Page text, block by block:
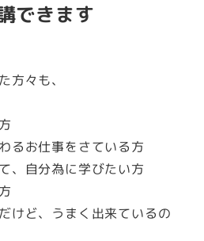
できます
方々も、
るお仕事をさている方
、自分為に学びたい方
けど、うまく出来ているの